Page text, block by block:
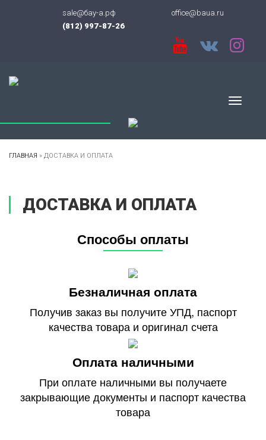
sale@бау-а.рф
office@baua.ru
(812) 997-87-26
Menu
ГЛАВНАЯ » ДОСТАВКА И ОПЛАТА
ДОСТАВКА И ОПЛАТА
Способы оплаты
Безналичная оплата
Получив заказ вы получите УПД, паспорт
качества товара и оригинал счета
Оплата наличными
При оплате наличными вы получаете
закрывающие документы и паспорт качества
товара